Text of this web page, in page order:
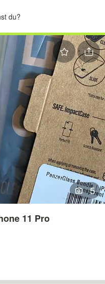
5
11 Pro